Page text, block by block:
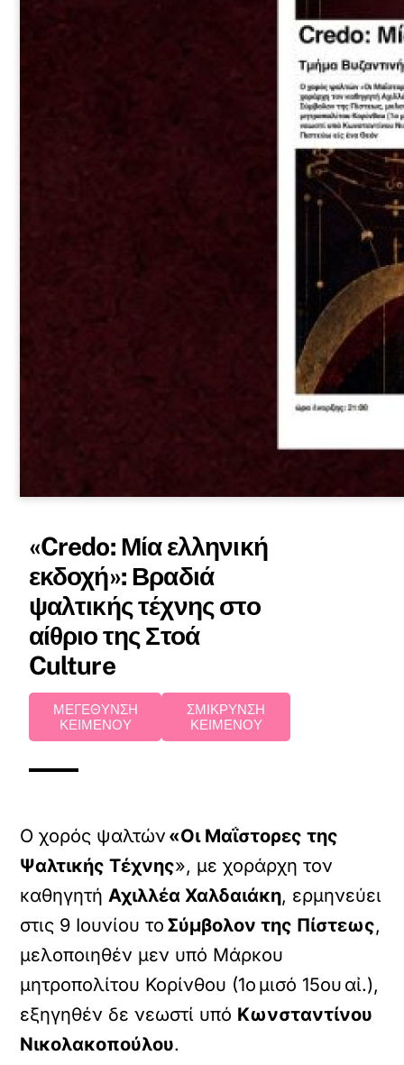
«Credo: Μία ελληνική
εκδοχή»: Βραδιά
ψαλτικής τέχνης στο
αίθριο της Στοά
Culture
ΜΕΓΕΘΥΝΣΗ
ΚΕΙΜΕΝΟΥ
ΣΜΙΚΡΥΝΣΗ
ΚΕΙΜΕΝΟΥ
Ο χορός ψαλτών «Οι Μαΐστορες της
Ψαλτικής Τέχνης», με χοράρχη τον
καθηγητήΑχιλλέα Χαλδαιάκη, ερμηνεύει
στις 9 Ιουνίου το Σύμβολον της Πίστεως,
μελοποιηθέν μεν υπό Μάρκου
μητροπολίτου Κορίνθου (1ο μισό 15ου αἰ.),
εξηγηθέν δε νεωστί υπό Κωνσταντίνου
Νικολακοπούλου.